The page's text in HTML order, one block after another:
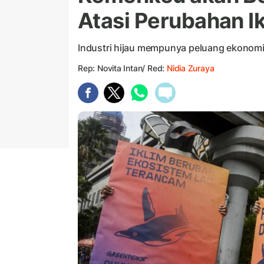
Atasi Perubahan
Industri hijau mempunya peluang
Rep: Novita Intan/ Red: Nidia Zuraya